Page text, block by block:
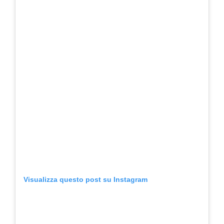
Visualizza questo post su Instagram